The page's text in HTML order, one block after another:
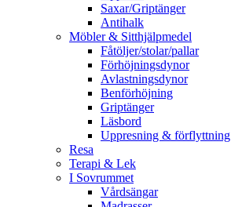
Saxar/Griptänger
Antihalk
Möbler & Sitthjälpmedel
Fåtöljer/stolar/pallar
Förhöjningsdynor
Avlastningsdynor
Benförhöjning
Griptänger
Läsbord
Uppresning & förflyttning
Resa
Terapi & Lek
I Sovrummet
Vårdsängar